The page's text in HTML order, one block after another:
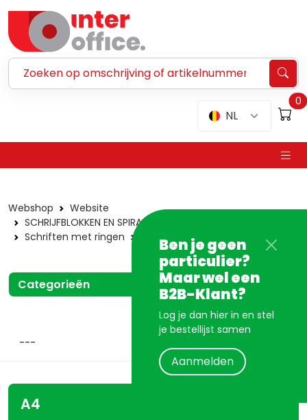
NL
0
Ben je geen
particulier?
Maar wel een
B2B-Klant?
Log je dan hier in en stel
je bestellijst samen
Aanmelden
Webshop
Website
SCHRIJFBLOKKEN EN SPIRAALSCHRIFTEN
Schriften met ringen
Atoma schriften
Categorieën
A4